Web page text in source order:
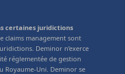
certaines juridictions
claims management sont
Deminor n’exerce
réglementée de gestion
Royaume-Uni. Deminor se